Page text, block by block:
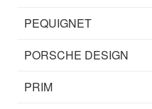
PEQUIGNET
PORSCHE DESIGN
PRIM